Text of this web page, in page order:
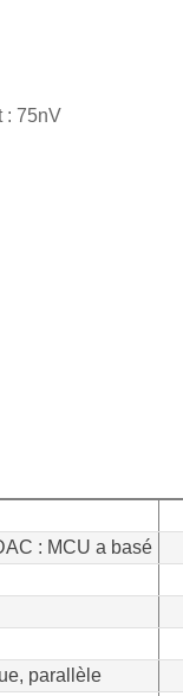
: 75nV
: MCU a basé
parallèle